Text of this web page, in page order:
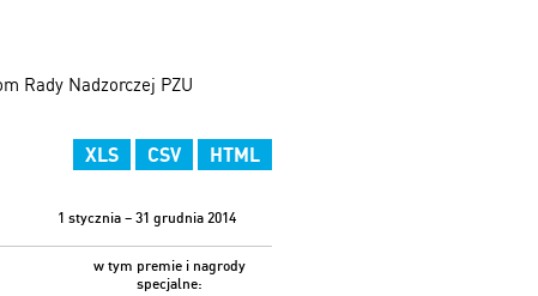
Rady Nadzorczej PZU
XLS CSV HTML
1 stycznia – 31 grudnia 2014
w tym premie i nagrody
specjalne: